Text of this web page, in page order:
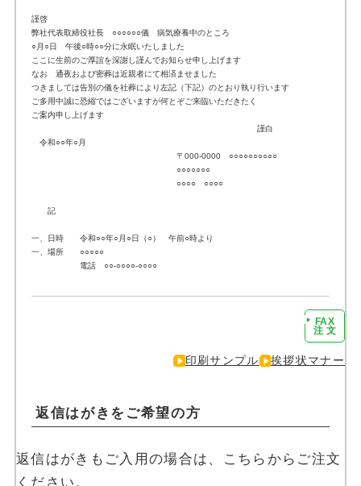
謹啓
弊社代表取締役社長 ○○○○○○儀 病気療養中のところ
○月○日 午後○時○○分に永眠いたしました
ここに生前のご厚誼を深謝し謹んでお知らせ申し上げます
なお 通夜および密葬は近親者にて相済ませました
つきましては告別の儀を社葬により左記（下記）のとおり執り行います
ご多用中誠に恐縮ではございますが何とぞご来臨いただきたく
ご案内申し上げます
謹白
令和○○年○月
〒000-0000 ○○○○○○○○○○
○○○○○○○
○○○○ ○○○○
記
一、日時 令和○○年○月○日（○） 午前○時より
一、場所 ○○○○○
電話 ○○-○○○○-○○○○
FAX
注 文
印刷サンプル 挨拶状マナー
返信はがきをご希望の方
返信はがきもご入用の場合は、こちらからご注文
ください。